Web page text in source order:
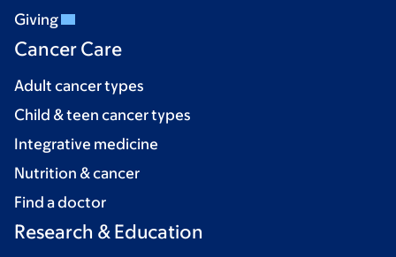
Giving
Cancer Care
Adult cancer types
Child & teen cancer types
Integrative medicine
Nutrition & cancer
Find a doctor
Research & Education